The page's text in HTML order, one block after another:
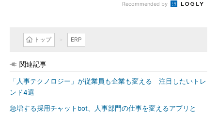
Recommended by
トップ ERP
関連記事
「人事テクノロジー」が従業員も企業も変える 注目したいトレ
ンド4選
急増する採用チャットbot、人事部門の仕事を変えるアプリと